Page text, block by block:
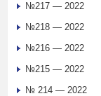
№217 — 2022
№218 — 2022
№216 — 2022
№215 — 2022
№ 214 — 2022